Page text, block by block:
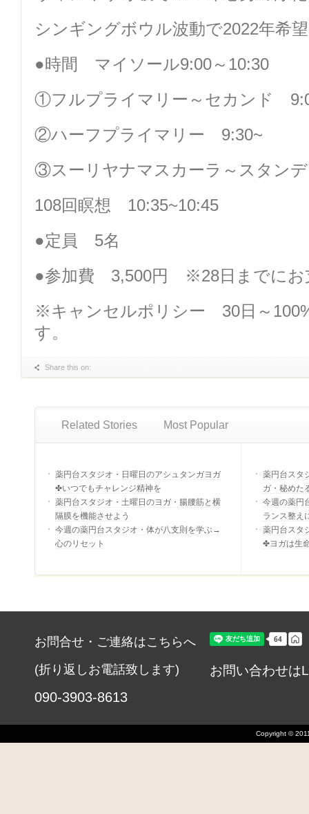
シンギングボウル波動で2022年希
●時間 マイソール9:00～10:30
①フルプライマリー～セカンド
②ハーフプライマリー 9:30~
③スーリヤナマスカーラ～スタン
108回瞑想 10:35~10:45
●定員 5名
●参加費 3,500円 ※28日までにお
※キャンセルポリシー 30日～
す。
Share this on:
Related Stories Most Popular
薬円台スタジオ・日曜日のアシュタンガヨガ
✤いつでもチャレンジ精神を
薬円台スタジオ・土曜日のヨガ・腸腰筋と横
隔膜を機能させよう
今週の薬円台スタジオ・体が八支則を学ぶ→
心のリセット
薬円台スタ
ガ・秘めた
今週の薬円
ランス整え
薬円台スタ
✤ヨガは生
お問合せ・ご連絡はこちらへ
(折り返しお電話致します)
090-3903-8613
お問い合わせは
Copyright ©